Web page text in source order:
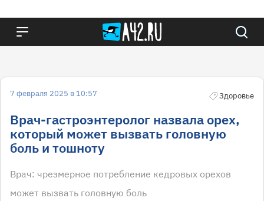
7 февраля 2025 в 10:57 Здоровье
Врач-гастроэнтеролог назвала орех,
который может вызвать головную
боль и тошноту
Врач: чрезмерное потребление кедровых орехов
может вызвать головную боль